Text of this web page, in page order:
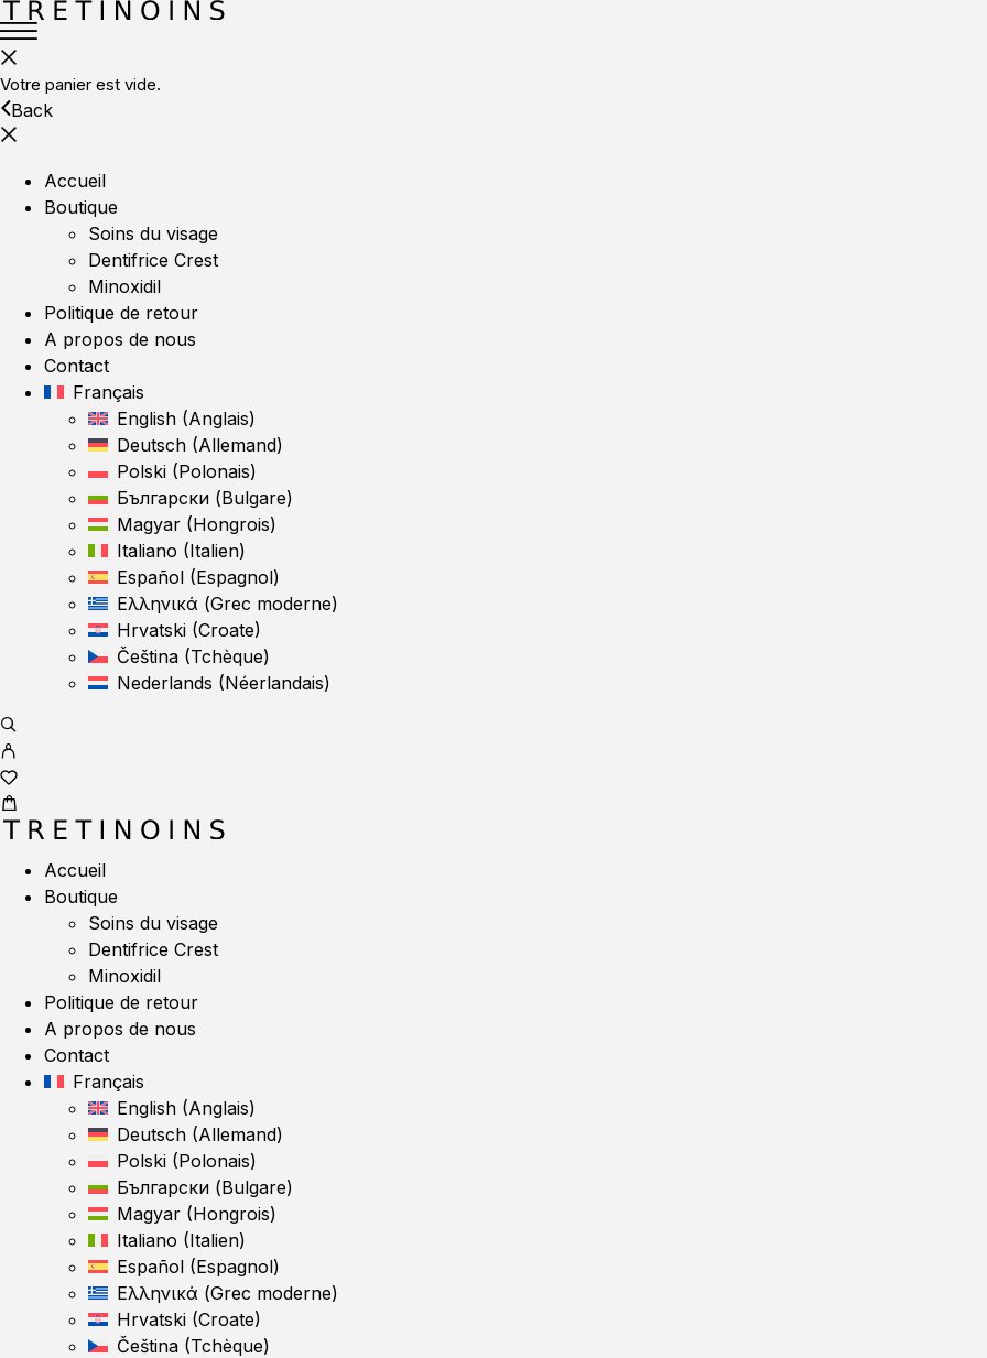
Votre panier est vide.
Back
Accueil
Boutique
Soins du visage
Dentifrice Crest
Minoxidil
Politique de retour
A propos de nous
Contact
Français
English (Anglais)
Deutsch (Allemand)
Polski (Polonais)
Български (Bulgare)
Magyar (Hongrois)
Italiano (Italien)
Español (Espagnol)
Ελληνικά (Grec moderne)
Hrvatski (Croate)
Čeština (Tchèque)
Nederlands (Néerlandais)
Accueil
Boutique
Soins du visage
Dentifrice Crest
Minoxidil
Politique de retour
A propos de nous
Contact
Français
English (Anglais)
Deutsch (Allemand)
Polski (Polonais)
Български (Bulgare)
Magyar (Hongrois)
Italiano (Italien)
Español (Espagnol)
Ελληνικά (Grec moderne)
Hrvatski (Croate)
Čeština (Tchèque)